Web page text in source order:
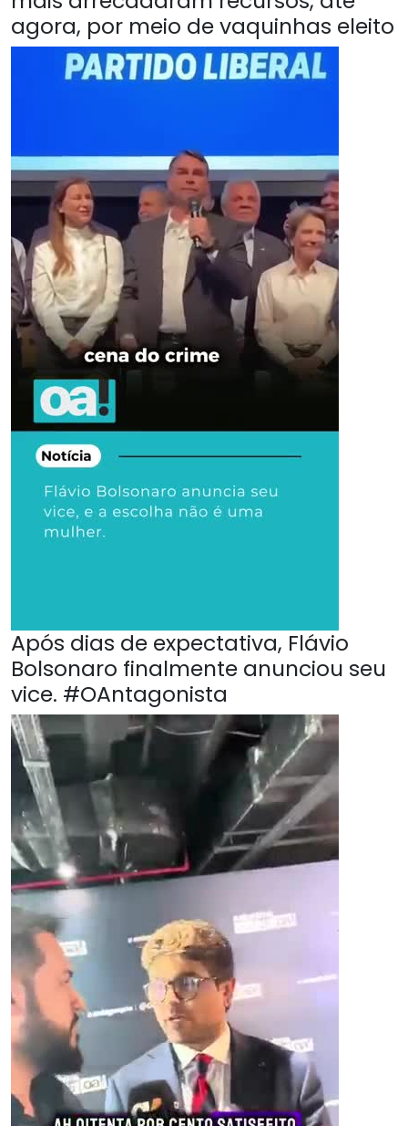
agora, por meio de vaquinhas eleito
Após dias de expectativa, Flávio
Bolsonaro finalmente anunciou seu
vice. #OAntagonista